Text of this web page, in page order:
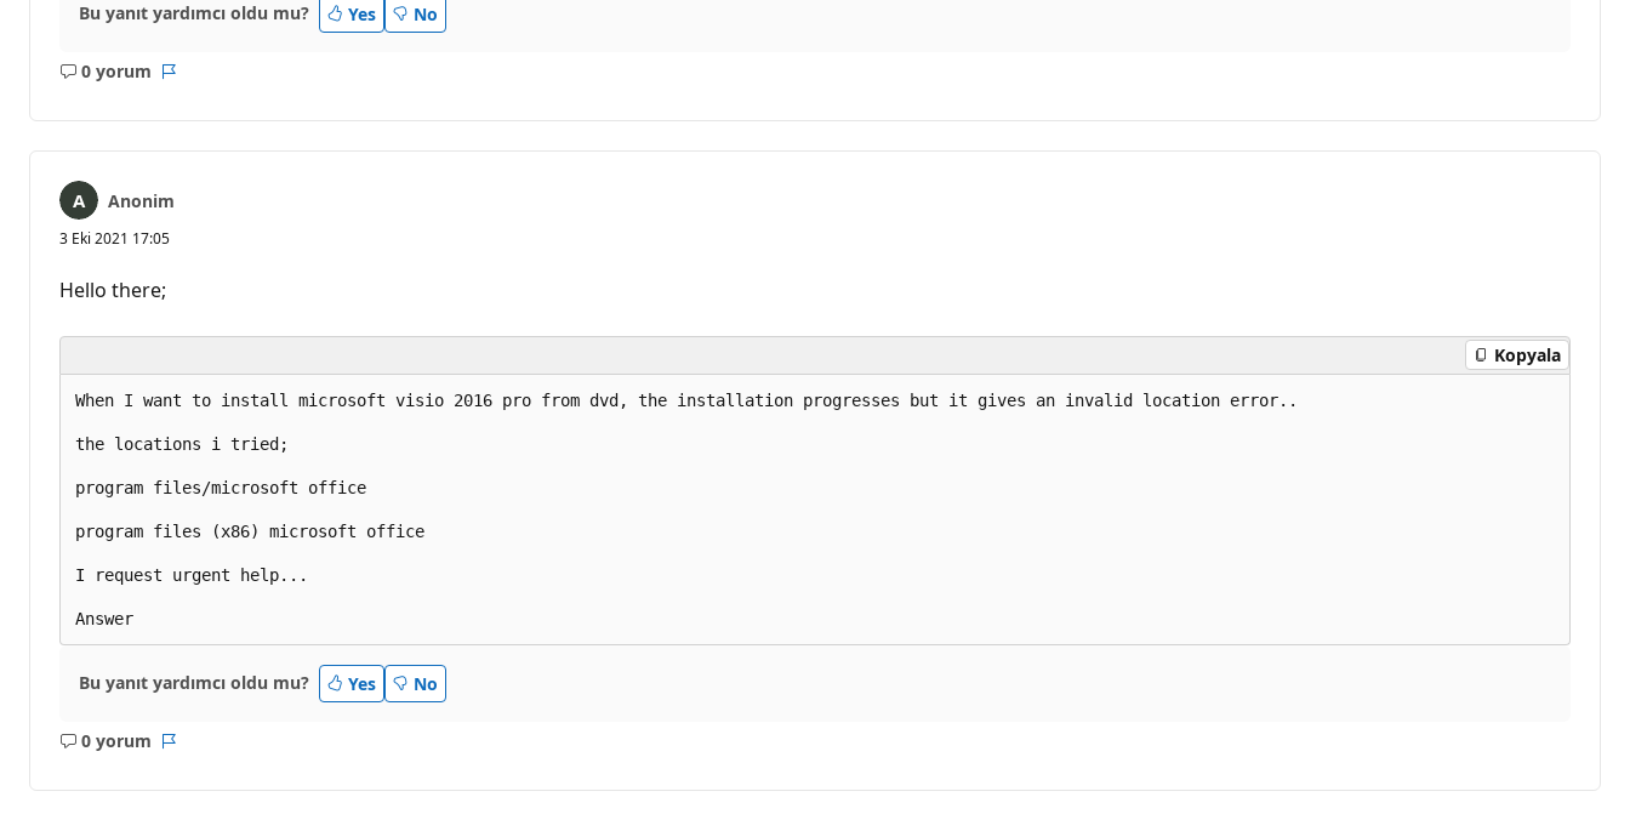
Bu yanıt yardımcı oldu mu? Yes No
0 yorum
Açıklama
Anonim
3 Eki 2021 17:05
Hello there;
Kopyala
When I want to install microsoft visio 2016 pro from dvd, the installation progresses but it gives an invalid location error..
the locations i tried;
program files/microsoft office
program files (x86) microsoft office
I request urgent help...
Bu yanıt yardımcı oldu mu? Yes No
0 yorum
Açıklama